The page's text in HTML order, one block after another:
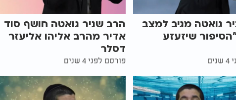
גואטה מגיב למצב
שיזעזע
הרב שניר גואטה חושף סוד
אדיר מהרב אליהו אליעזר
דסלר
פורסם לפני 4 שנים